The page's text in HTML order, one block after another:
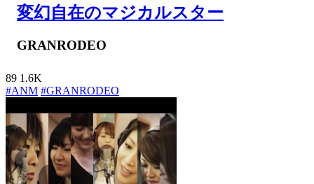
変幻自在のマジカルスター
GRANRODEO
89 1.6K
#ANM #GRANRODEO